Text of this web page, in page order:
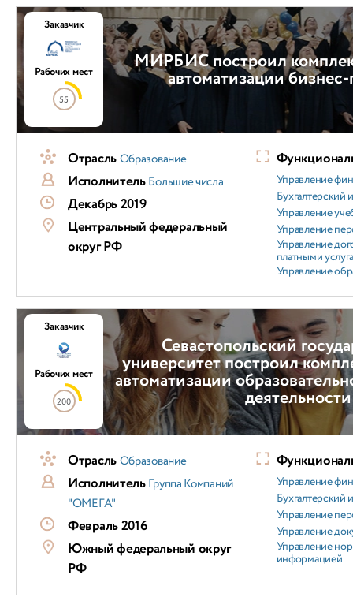
МИРБИС построил
автоматизации
Заказчик
Рабочих мест
55
ОтрасльОбразование
ИсполнительБольшие числа
Декабрь 2019
Центральный федеральный
округ РФ
Управление
Бухгалтерский
Управление
Управление
Управление
платными
Управление
Севастопольский
университет построил
автоматизации
деятельности
Заказчик
Рабочих мест
200
ОтрасльОбразование
ИсполнительГруппа Компаний
"ОМЕГА"
Февраль 2016
Южный федеральный округ
РФ
Управление
Бухгалтерский
Управление
Управление
Управление
информацией